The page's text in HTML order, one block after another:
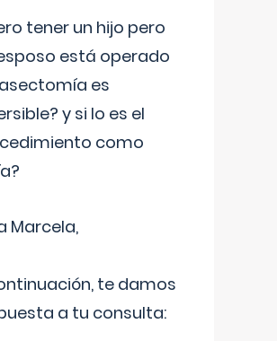
tener un hijo pero
está operado
es
y si lo es el
como
Marcela,
te damos
a tu consulta: